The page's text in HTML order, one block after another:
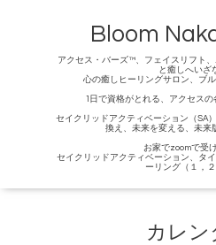
Bloom
アクセス・バーズ™、フェイスリフト
と癒しへいざ
心の癒しヒーリングサロン、ブ
1日で資格がとれる、アクセスの
セイクリッドアクティベーション（SA
換え、未来を変える、未来
お家でzoomで受
セイクリッドアクティベーション、タ
ーリング（１，２
カレン